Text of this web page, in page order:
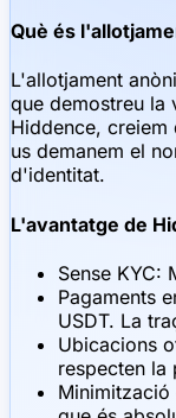
Què és
L'allotjament
que demostreu la
Hiddence, creiem
us demanem el
d'identitat.
L'avantatge de
Sense KYC:
Pagaments
USDT. La
Ubicacions
respecten la
Minimització